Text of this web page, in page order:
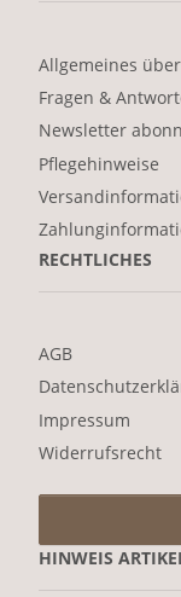
Allgemeines
Fragen &
Newsletter
Pflegehinweise
RECHTLICHES
AGB
Impressum
Widerrufsrecht
HINWEIS